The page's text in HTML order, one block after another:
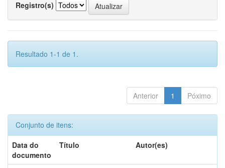
Registro(s)
Resultado 1-1 de 1.
Anterior 1 Póximo
Conjunto de itens:
Data do
documento
Título Autor(es)